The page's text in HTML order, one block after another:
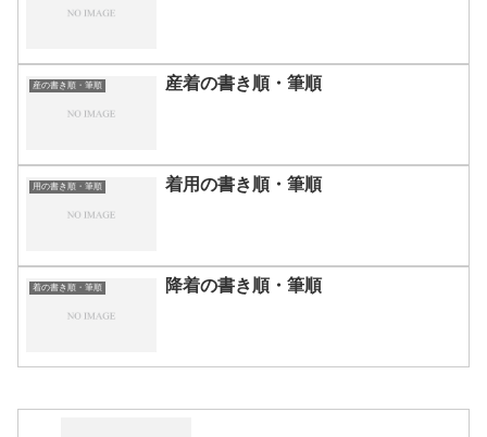
産の書き順・筆順 産着の書き順・筆順
用の書き順・筆順 着用の書き順・筆順
着の書き順・筆順 降着の書き順・筆順